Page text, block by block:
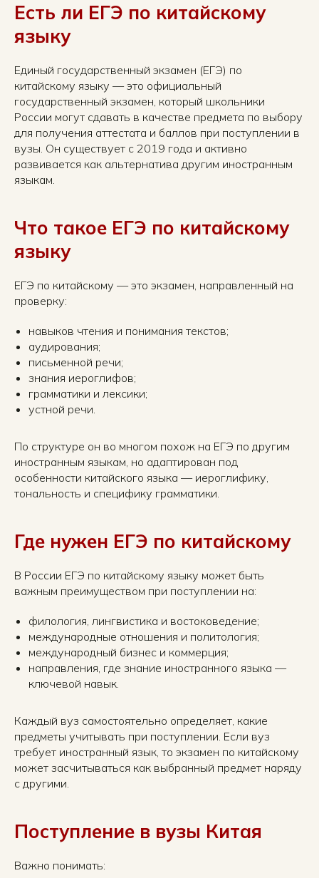
Есть ли ЕГЭ по китайскому
языку
Единый государственный экзамен (ЕГЭ) по
китайскому языку — это официальный
государственный экзамен, который школьники
России могут сдавать в качестве предмета по выбору
для получения аттестата и баллов при поступлении в
вузы. Он существует с 2019 года и активно
развивается как альтернатива другим иностранным
языкам.
Что такое ЕГЭ по китайскому
языку
ЕГЭ по китайскому — это экзамен, направленный на
проверку:
навыков чтения и понимания текстов;
аудирования;
письменной речи;
знания иероглифов;
грамматики и лексики;
устной речи.
По структуре он во многом похож на ЕГЭ по другим
иностранным языкам, но адаптирован под
особенности китайского языка — иероглифику,
тональность и специфику грамматики.
Где нужен ЕГЭ по китайскому
В России ЕГЭ по китайскому языку может быть
важным преимуществом при поступлении на:
филология, лингвистика и востоковедение;
международные отношения и политология;
международный бизнес и коммерция;
направления, где знание иностранного языка —
ключевой навык.
Каждый вуз самостоятельно определяет, какие
предметы учитывать при поступлении. Если вуз
требует иностранный язык, то экзамен по китайскому
может засчитываться как выбранный предмет наряду
с другими.
Поступление в вузы Китая
Важно понимать: